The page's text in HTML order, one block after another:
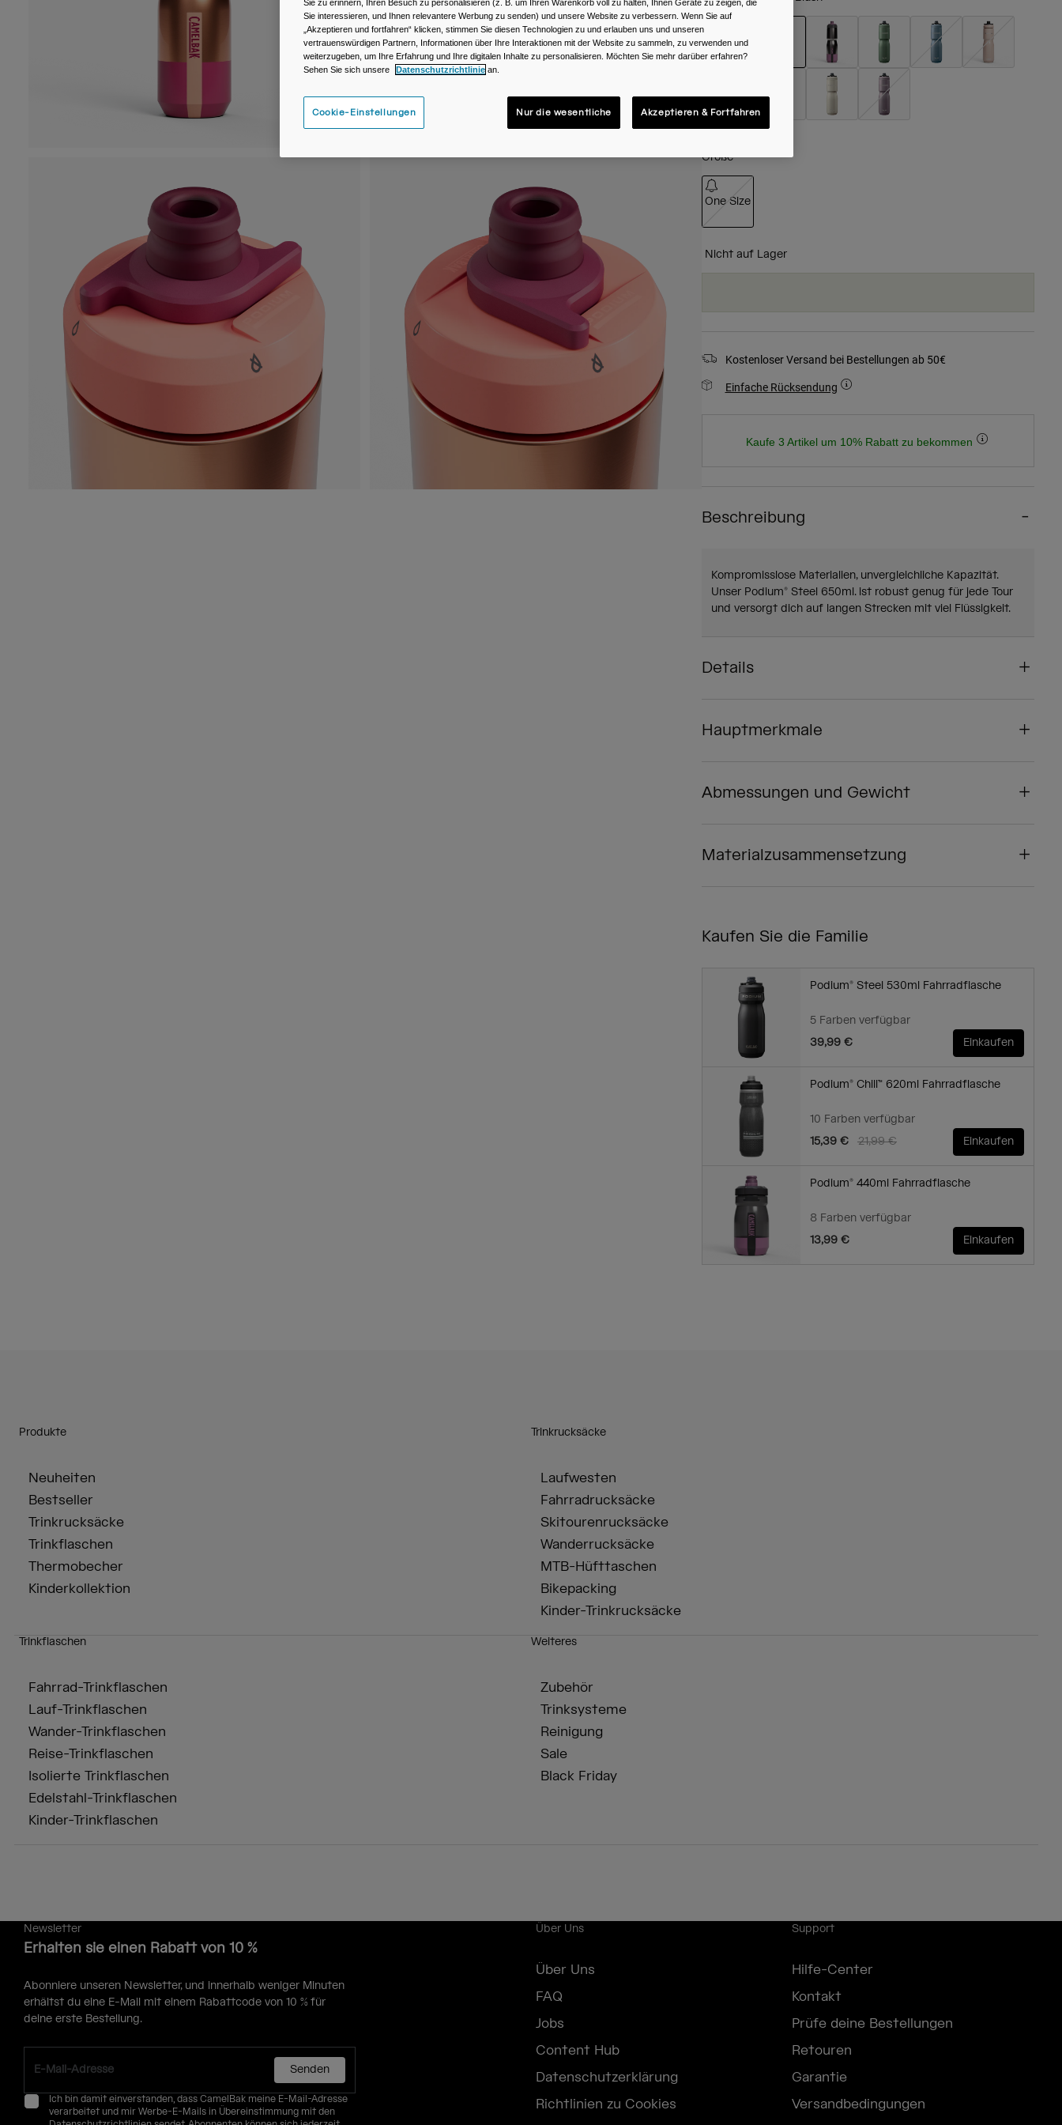
ausgewählt
Größe
One Size
Nicht auf Lager
Kostenloser Versand bei Bestellungen ab 50€
Einfache Rücksendung
Kaufe 3 Artikel um 10% Rabatt zu bekommen
Beschreibung
Kompromisslose Materialien, unvergleichliche Kapazität.
Unser Podium® Steel 650ml. ist robust genug für jede Tour
und versorgt dich auf langen Strecken mit viel Flüssigkeit.
Details
Hauptmerkmale
Abmessungen und Gewicht
Materialzusammensetzung
Kaufen Sie die Familie
Podium® Steel 530ml Fahrradflasche
5 Farben verfügbar
39,99 €
Einkaufen
Podium® Chill™ 620ml Fahrradflasche
10 Farben verfügbar
Price reduced from
21,99 €to
15,39 € Einkaufen
Podium® 440ml Fahrradflasche
8 Farben verfügbar
13,99 €
Einkaufen
Produkte
Neuheiten
Bestseller
Trinkrucksäcke
Trinkflaschen
Thermobecher
Kinderkollektion
Trinkrucksäcke
Laufwesten
Fahrradrucksäcke
Skitourenrucksäcke
Wanderrucksäcke
MTB-Hüfttaschen
Bikepacking
Kinder-Trinkrucksäcke
Trinkflaschen
Fahrrad-Trinkflaschen
Lauf-Trinkflaschen
Wander-Trinkflaschen
Reise-Trinkflaschen
Isolierte Trinkflaschen
Edelstahl-Trinkflaschen
Kinder-Trinkflaschen
Weiteres
Zubehör
Trinksysteme
Reinigung
Sale
Black Friday
Newsletter
Erhalten sie einen Rabatt von 10 %
Abonniere unseren Newsletter, und innerhalb weniger Minuten
erhältst du eine E-Mail mit einem Rabattcode von 10 % für
deine erste Bestellung.
Senden
Ich bin damit einverstanden, dass CamelBak meine E-Mail-Adresse
verarbeitet und mir Werbe-E-Mails in Übereinstimmung mit den
Über Uns
Über Uns
FAQ
Jobs
Content Hub
Datenschutzerklärung
Richtlinien zu Cookies
Support
Hilfe-Center
Kontakt
Prüfe deine Bestellungen
Retouren
Garantie
Versandbedingungen
Sie zu erinnern, Ihren Besuch zu personalisieren (z. B. um Ihren Warenkorb voll zu halten, Ihnen Geräte zu zeigen, die
Sie interessieren, und Ihnen relevantere Werbung zu senden) und unsere Website zu verbessern. Wenn Sie auf
„Akzeptieren und fortfahren“ klicken, stimmen Sie diesen Technologien zu und erlauben uns und unseren
vertrauenswürdigen Partnern, Informationen über Ihre Interaktionen mit der Website zu sammeln, zu verwenden und
weiterzugeben, um Ihre Erfahrung und Ihre digitalen Inhalte zu personalisieren. Möchten Sie mehr darüber erfahren?
Sehen Sie sich unsere
Datenschutzrichtlinie an.
Cookie-Einstellungen Nur die wesentliche Akzeptieren & Fortfahren